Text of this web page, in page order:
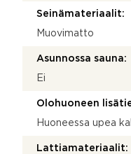
Seinämateriaalit:
Muovimatto
Asunnossa sauna:
Ei
Olohuoneen
Huoneessa upea
Lattiamateriaalit: